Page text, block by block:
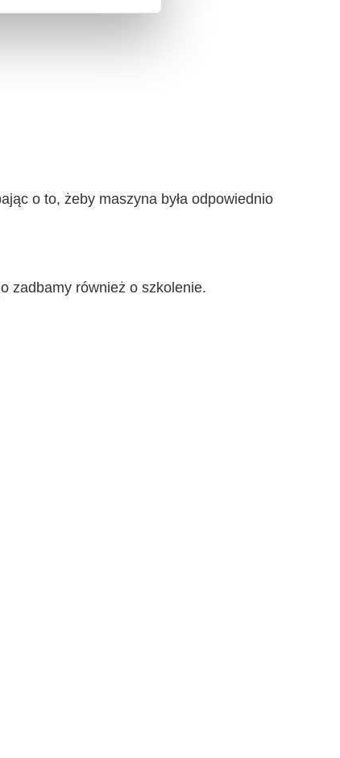
o to, żeby maszyna była odpowiednio
zadbamy również o szkolenie.